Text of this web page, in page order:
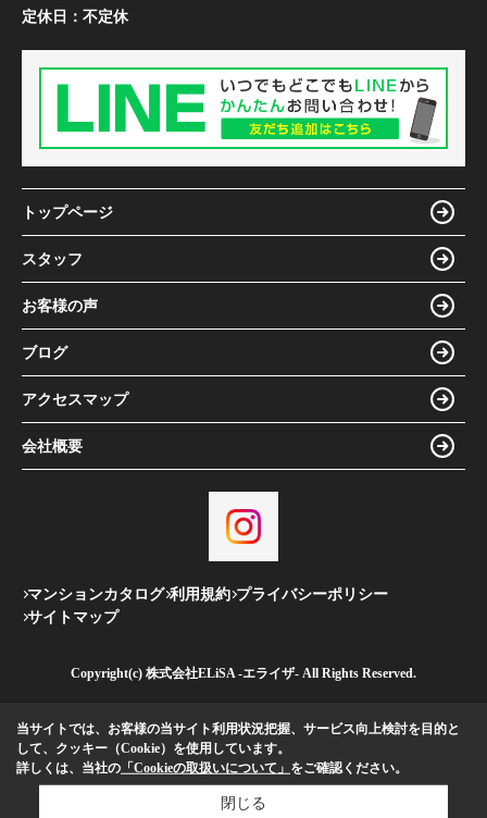
定休日： 不定休
トップページ
スタッフ
お客様の声
ブログ
アクセスマップ
会社概要
マンションカタログ 利用規約 プライバシーポリシー
サイトマップ
Copyright(c) 株式会社ELiSA -エライザ- All Rights Reserved.
当サイトでは、お客様の当サイト利用状況把握、サービス向上検討を目的と
して、クッキー（Cookie）を使用しています。
詳しくは、当社の 「Cookieの取扱いについて」 をご確認ください。
閉じる